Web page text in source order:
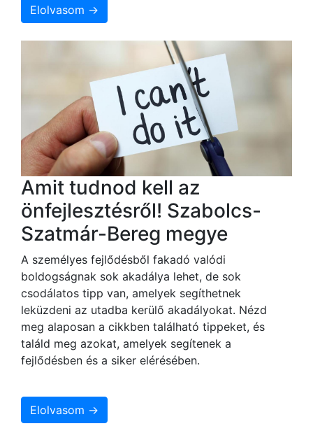
Elolvasom →
Amit tudnod kell az
önfejlesztésről! Szabolcs-
Szatmár-Bereg megye
A személyes fejlődésből fakadó valódi
boldogságnak sok akadálya lehet, de sok
csodálatos tipp van, amelyek segíthetnek
leküzdeni az utadba kerülő akadályokat. Nézd
meg alaposan a cikkben található tippeket, és
találd meg azokat, amelyek segítenek a
fejlődésben és a siker elérésében.
Elolvasom →